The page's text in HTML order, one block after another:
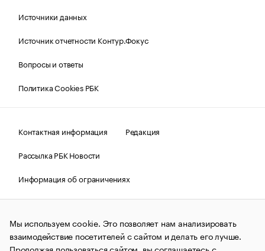
Источники данных
Источник отчетности Контур.Фокус
Вопросы и ответы
Политика Cookies РБК
Контактная информация
Редакция
Рассылка РБК Новости
Информация об ограничениях
Правовая информация
О соблюдении авторских прав
© АО «РОСБИЗНЕСКОНСАЛТИНГ»,1995–2026.Сообщения
и материалы информационного агентства «РБК»
(зарегистрировано Федеральной службой по надзору в сфере
Мы используем cookie. Это позволяет нам анализировать
взаимодействие посетителей с сайтом и делать его лучше.